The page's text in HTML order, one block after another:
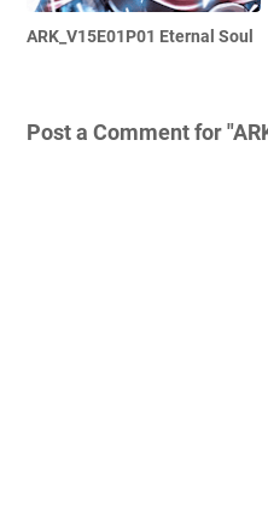
ARK_V15E01P01 Eternal Soul
Post a Comment for